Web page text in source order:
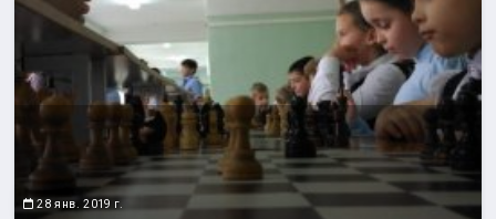
28 янв. 2019 г.